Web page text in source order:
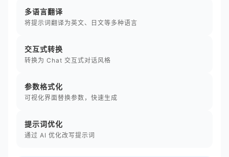
多语言翻译
将提示词翻译为英文、日文等多种语言
交互式转换
转换为 Chat 交互式对话风格
参数格式化
可视化界面替换参数，快速生成
提示词优化
通过 AI 优化改写提示词